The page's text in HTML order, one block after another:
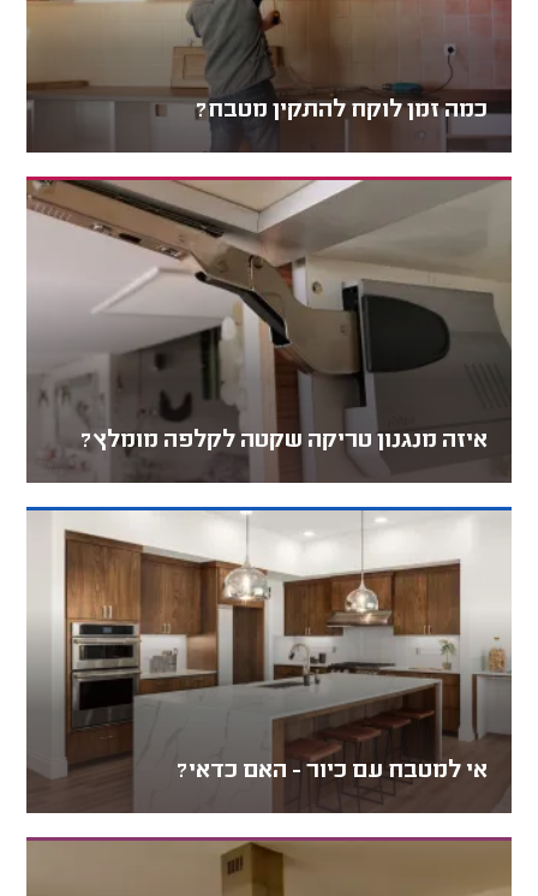
כמה זמן לוקח להתקין מטבח?
איזה מנגנון טריקה שקטה לקלפה מומלץ?
אי למטבח עם כיור - האם כדאי?